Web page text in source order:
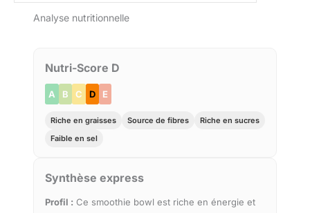
Analyse nutritionnelle
Nutri-Score D
A B C D E
Riche en graisses Source de fibres
Riche en sucres
Faible en sel
Synthèse express
Profil : Ce smoothie bowl est riche en énergie et